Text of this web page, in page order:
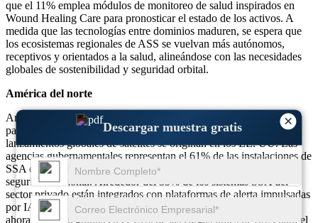
×
Descargar muestra gratis
que el 11% emplea módulos de monitoreo de salud inspirados en
Wound Healing Care para pronosticar el estado de los activos. A
medida que las tecnologías entre dominios maduren, se espera que
los ecosistemas regionales de ASS se vuelvan más autónomos,
receptivos y orientados a la salud, alineándose con las necesidades
globales de sostenibilidad y seguridad orbital.
América del norte
América del Norte posee aproximadamente el 38% de la
participación de mercado de SSA, y más del 55% de los
lanzamientos globales de satélites se originan en los EE. UU. Las
agencias gubernamentales representan el 61% de las instalaciones de
SSA en la región, principalmente para aplicaciones de defensa y
seguridad nacional. Alrededor del 35% de los sistemas SSA del
sector privado están integrados con plataformas de alerta impulsadas
por IA. Además, los sensores inspirados en Wound Healing Care
ahora están integrados en el 13% de las cargas útiles de SSA para el